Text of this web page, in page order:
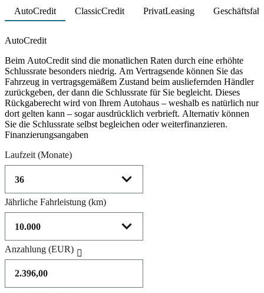
AutoCredit ClassicCredit PrivatLeasing
AutoCredit
Beim AutoCredit sind die monatlichen Raten durch eine erhöhte
Schlussrate besonders niedrig. Am Vertragsende können Sie das
Fahrzeug in vertragsgemäßem Zustand beim ausliefernden Händler
zurückgeben, der dann die Schlussrate für Sie begleicht. Dieses
Rückgaberecht wird von Ihrem Autohaus – weshalb es natürlich nur
dort gelten kann – sogar ausdrücklich verbrieft. Alternativ können
Sie die Schlussrate selbst begleichen oder weiterfinanzieren.
Finanzierungsangaben
Laufzeit (Monate)
Jährliche Fahrleistung (km)
Anzahlung (EUR)